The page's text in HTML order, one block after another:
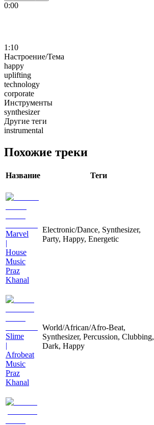
0:00
1:10
Настроение/Тема
happy
uplifting
technology
corporate
Инструменты
synthesizer
Другие теги
instrumental
Похожие треки
Название Теги
Marvel
|
House
Music
Praz
Khanal
Electronic/Dance, Synthesizer,
Party, Happy, Energetic
Slime
|
Afrobeat
Music
Praz
Khanal
World/African/Afro-Beat,
Synthesizer, Percussion, Clubbing,
Dark, Happy